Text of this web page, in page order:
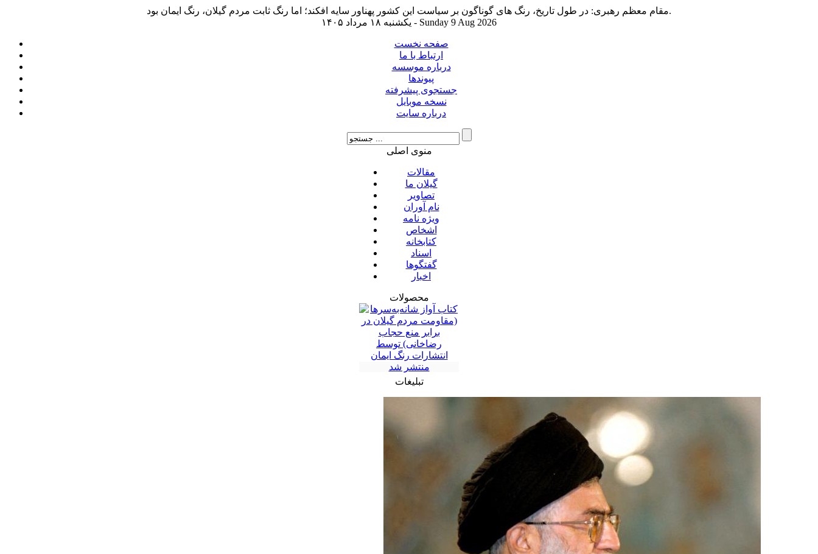
مقام معظم رهبری: در طول تاریخ، رنگ های گوناگون بر سیاست این کشور پهناور سایه افکند؛ اما رنگ ثابت مردم گیلان، رنگ ایمان بود.
یکشنبه ۱۸ مرداد ۱۴۰۵ - Sunday 9 Aug 2026
صفحه نخست
ارتباط با ما
درباره موسسه
پیوندها
جستجوی پیشرفته
نسخه موبایل
درباره سایت
منوی اصلی
مقالات
گیلان ما
تصاویر
نام آوران
ویژه نامه
اشخاص
کتابخانه
اسناد
گفتگوها
اخبار
محصولات
تبلیغات